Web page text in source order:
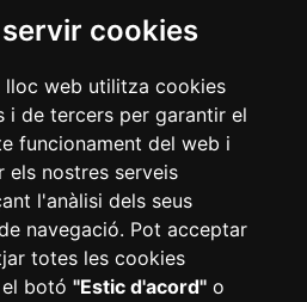
servir cookies
lloc web utilitza cookies
i de tercers per garantir el
funcionament del web i
els nostres serveis
l'anàlisi dels seus
navegació. Pot acceptar
totes les cookies
botó "Estic d'acord"o
de Mallorca,1 43205 Reus
010 888
les xarxes socials
Informació bàsica